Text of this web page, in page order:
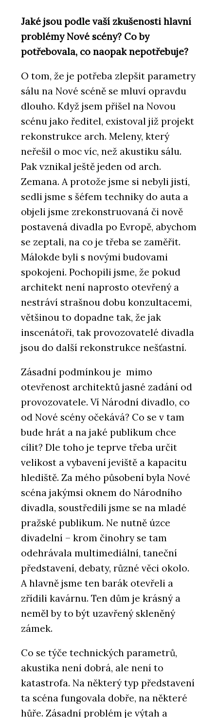
Jaké jsou podle vaší zkušenosti hlavní
problémy Nové scény? Co by
potřebovala, co naopak nepotřebuje?
O tom, že je potřeba zlepšit parametry
sálu na Nové scéně se mluví opravdu
dlouho. Když jsem přišel na Novou
scénu jako ředitel, existoval již projekt
rekonstrukce arch. Meleny, který
neřešil o moc víc, než akustiku sálu.
Pak vznikal ještě jeden od arch.
Zemana. A protože jsme si nebyli jistí,
sedli jsme s šéfem techniky do auta a
objeli jsme zrekonstruovaná či nově
postavená divadla po Evropě, abychom
se zeptali, na co je třeba se zaměřit.
Málokde byli s novými budovami
spokojeni. Pochopili jsme, že pokud
architekt není naprosto otevřený a
nestráví strašnou dobu konzultacemi,
většinou to dopadne tak, že jak
inscenátoři, tak provozovatelé divadla
jsou do další rekonstrukce nešťastní.
Zásadní podmínkou je mimo
otevřenost architektů jasné zadání od
provozovatele. Ví Národní divadlo, co
od Nové scény očekává? Co se v tam
bude hrát a na jaké publikum chce
cílit? Dle toho je teprve třeba určit
velikost a vybavení jeviště a kapacitu
hlediště. Za mého působení byla Nové
scéna jakýmsi oknem do Národního
divadla, soustředili jsme se na mladé
pražské publikum. Ne nutně úzce
divadelní – krom činohry se tam
odehrávala multimediální, taneční
představení, debaty, různé věci okolo.
A hlavně jsme ten barák otevřeli a
zřídili kavárnu. Ten dům je krásný a
neměl by to být uzavřený skleněný
zámek.
Co se týče technických parametrů,
akustika není dobrá, ale není to
katastrofa. Na některý typ představení
ta scéna fungovala dobře, na některé
hůře. Zásadní problém je výtah a